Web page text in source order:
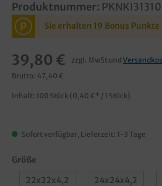
Produktnummer:
P Sie erhalten 19 Bonus
39,80 € zzgl. MwSt und
Brutto: 47,40 €
Inhalt: 100 Stück (0,40 €* / 1 Stück)
Sofort verfügbar, Lieferzeit: 1-3 Tage
Größe
22x22x4,2
24x24x4,2